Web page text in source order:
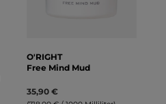
O'RIGHT
Free Mind Mud
35,90 €